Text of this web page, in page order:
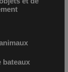
bateaux